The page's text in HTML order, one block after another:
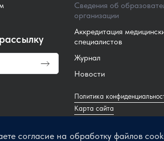
Сведения об
организации
Аккредитация
специалистов
Журнал
Новости
Политика
Карта сайта
согласие на обработку файлов